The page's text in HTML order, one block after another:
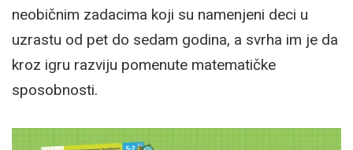
neobičnim zadacima koji su namenjeni deci u
uzrastu od pet do sedam godina, a svrha im je da
kroz igru razviju pomenute matematičke
sposobnosti.